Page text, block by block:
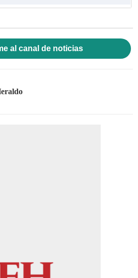
al canal de noticias